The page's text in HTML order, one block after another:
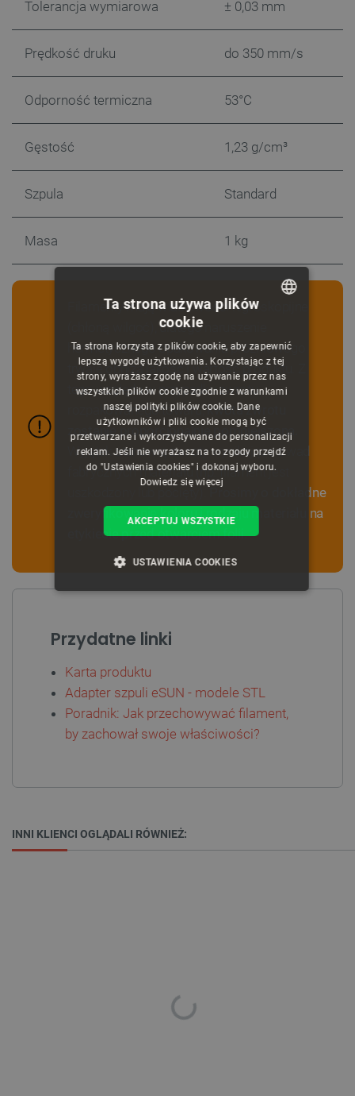
Tolerancja wymiarowa ± 0,03 mm
Prędkość druku do 350 mm/s
Odporność termiczna 53°C
Gęstość 1,23 g/cm³
Szpula Standard
Masa 1 kg
Filamenty mają właściwości higroskopijne
(chłoną wilgoć), dlatego naruszenie
hermetycznego opakowania próżniowego
trwale obniża jakość i wartość produktu. Z
tego względu w przypadku zwrotu
rozpakowanego towaru,kwota zwrotu
zostanie proporcjonalnie pomniejszona.
Wyjątek stanowią zwroty wynikające z wad
fabrycznych materiału (np. filament jest
Prosimy o dokładne
zweryfikowanie koloru i rodzaju materiału na
etykiecie przed otwarciem folii.
Przydatne linki
Karta produktu
Adapter szpuli eSUN - modele STL
Poradnik: Jak przechowywać filament,
by zachował swoje właściwości?
INNI KLIENCI OGLĄDALI RÓWNIEŻ:
CZECH
ENGLISH
GERMAN
Ta strona używa plików
cookie
Ta strona korzysta z plików cookie, aby zapewnić
lepszą wygodę użytkowania. Korzystając z tej
strony, wyrażasz zgodę na używanie przez nas
wszystkich plików cookie zgodnie z warunkami
naszej polityki plików cookie. Dane
użytkowników i pliki cookie mogą być
przetwarzane i wykorzystywane do personalizacji
reklam. Jeśli nie wyrażasz na to zgody przejdź
do "Ustawienia cookies" i dokonaj wyboru.
Dowiedz się więcej
AKCEPTUJ WSZYSTKIE
USTAWIENIA COOKIES
TARGETOWANIE
FUNKCJONALNOŚĆ
Bez niezbędnych plików cookie nie można
prawidłowo korzystać ze strony internetowej.